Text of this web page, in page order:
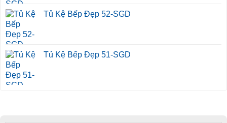
Tủ Kệ Bếp Đẹp 52-SGD
Tủ Kệ Bếp Đẹp 51-SGD